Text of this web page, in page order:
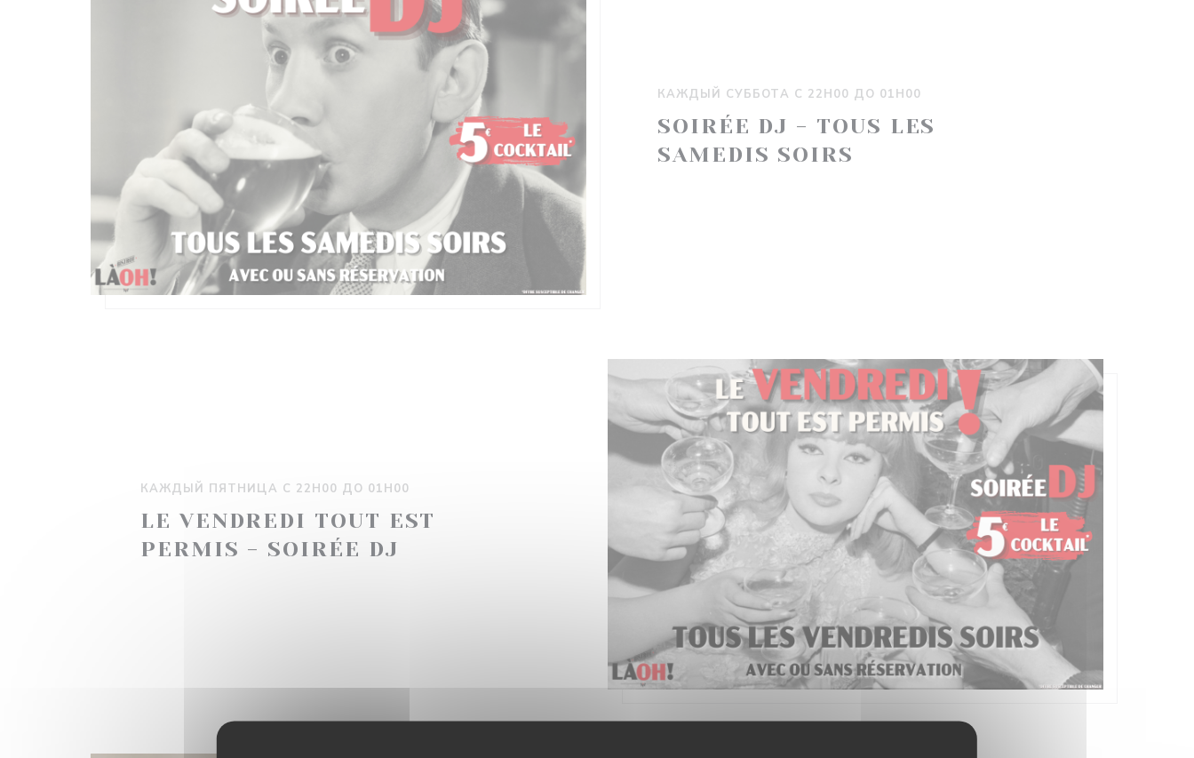
КАЖДЫЙ СУББОТА С 22H00 ДО 01H00
SOIRÉE DJ - TOUS LES
SAMEDIS SOIRS
КАЖДЫЙ ПЯТНИЦА С 22H00 ДО 01H00
LE VENDREDI TOUT EST
PERMIS - SOIRÉE DJ